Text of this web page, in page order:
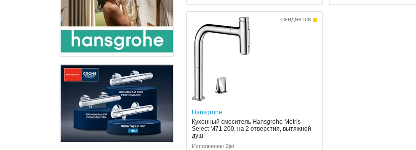
ожидается
Hansgrohe
Кухонный смеситель Hansgrohe Metris
Select M71 200, на 2 отверстия, вытяжной
душ
Исполнение: 2jet